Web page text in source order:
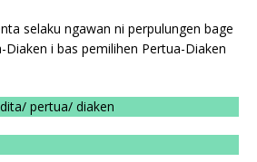
selaku ngawan ni perpulungen bage
Diaken i bas pemilihen Pertua-Diaken
pertua/ diaken